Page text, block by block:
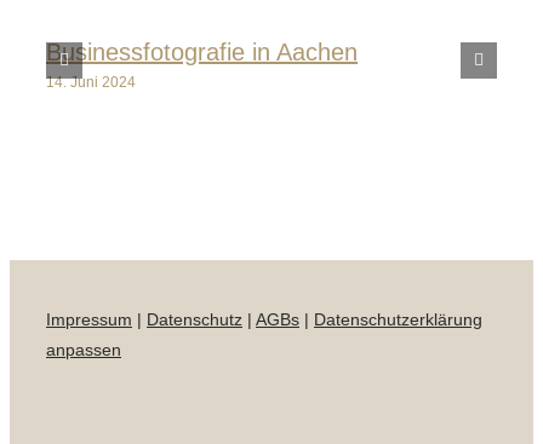
Businessfotografie in Aachen
14. Juni 2024
Impressum | Datenschutz | AGBs | Datenschutzerklärung
anpassen